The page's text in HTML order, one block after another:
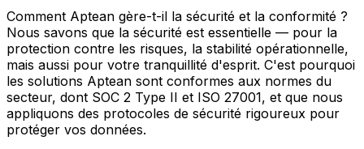
Comment Aptean gère-t-il la sécurité et la conformité ?
Nous savons que la sécurité est essentielle — pour la
protection contre les risques, la stabilité opérationnelle,
mais aussi pour votre tranquillité d'esprit. C'est pourquoi
les solutions Aptean sont conformes aux normes du
secteur, dont SOC 2 Type II et ISO 27001, et que nous
appliquons des protocoles de sécurité rigoureux pour
protéger vos données.